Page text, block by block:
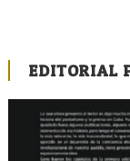
EDITORIAL